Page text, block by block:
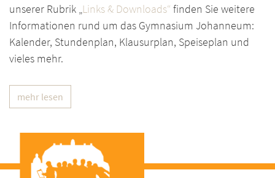
unserer Rubrik „ Links & Downloads“ finden Sie weitere
Informationen rund um das Gymnasium Johanneum:
Kalender, Stundenplan, Klausurplan, Speiseplan und
vieles mehr.
mehr lesen